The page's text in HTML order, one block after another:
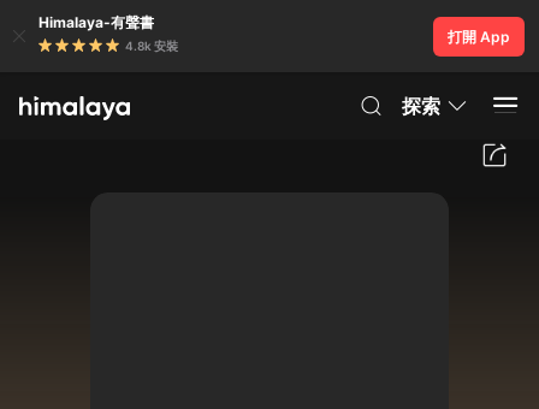
Himalaya-有聲書
4.8k 安裝
打開 App
探索